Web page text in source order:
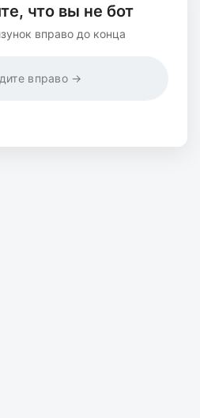
что вы не бот
вправо до конца
вправо →